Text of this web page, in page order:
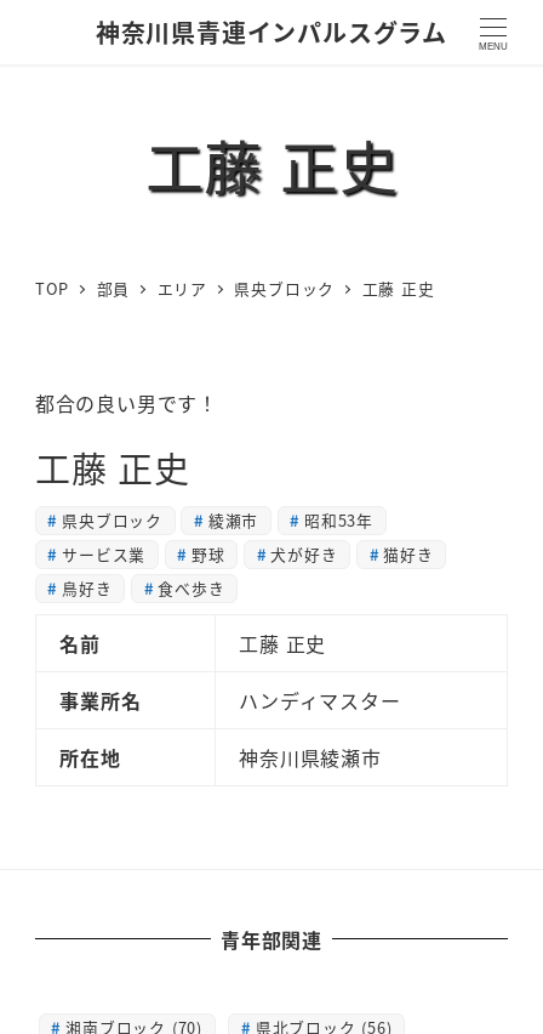
神奈川県青連インパルスグラム MENU
工藤 正史
TOP 部員 エリア 県央ブロック 工藤 正史
都合の良い男です！
工藤 正史
県央ブロック 綾瀬市
昭和53年
サービス業
野球 犬が好き
猫好き
鳥好き
食べ歩き
名前
工藤 正史
事業所名
ハンディマスター
所在地
神奈川県綾瀬市
青年部関連
湘南ブロック (70)
県北ブロック (56)